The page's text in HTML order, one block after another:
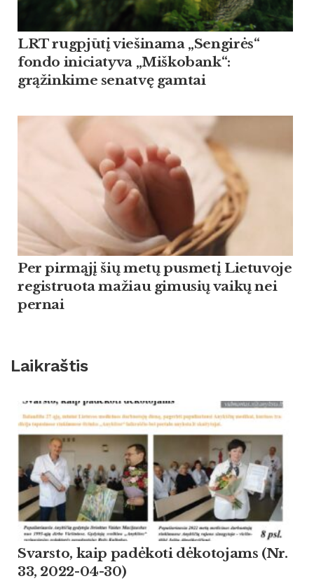
LRT rugpjūtį viešinama „Sengirės“
fondo iniciatyva „Miškobank“:
grąžinkime senatvę gamtai
Per pirmąjį šių metų pusmetį Lietuvoje
registruota mažiau gimusių vaikų nei
pernai
Laikraštis
Svarsto, kaip padėkoti dėkotojams (Nr.
33, 2022-04-30)